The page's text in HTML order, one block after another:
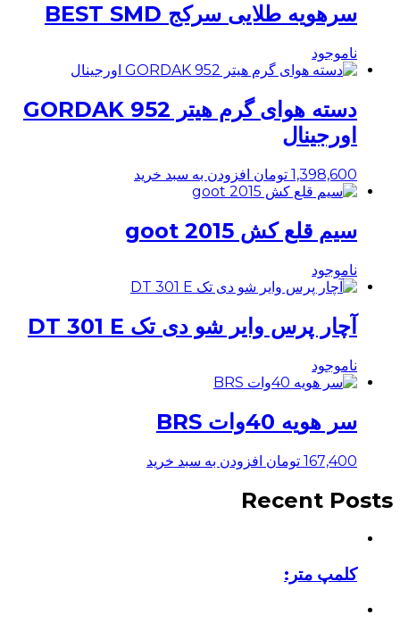
سرهویه طلایی سرکج BEST SMD
ناموجود
دسته هوای گرم هیتر GORDAK 952
اورجینال
1,398,600 تومان افزودن به سبد خرید
سیم قلع کش goot 2015
ناموجود
آچار پرس وایر شو دی تک DT 301 E
ناموجود
سر هویه 40وات BRS
167,400 تومان افزودن به سبد خرید
Recent Posts
کلمپ متر: